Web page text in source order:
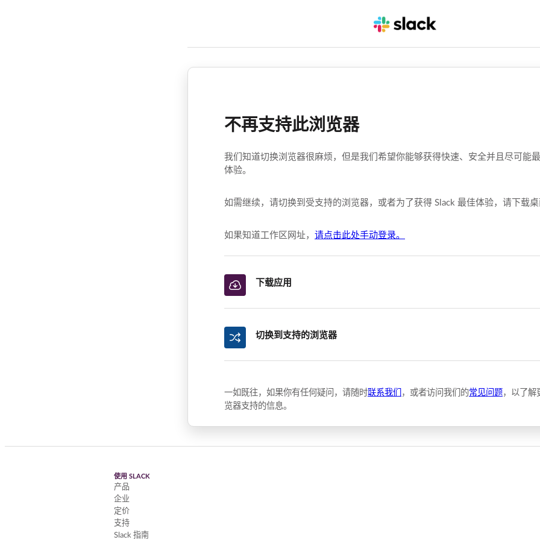
不再支持此浏览器
我们知道切换浏览器很麻烦，但是我们希望你能够获得快速、安全并且尽可能
体验。
如需继续，请切换到受支持的浏览器，或者为了获得 Slack 最佳体验，请下载桌
如果知道工作区网址， 请点击此处手动登录。
下载应用
切换到支持的浏览器
一如既往，如果你有任何疑问，请随时联系我们 ，或者访问我们的常见问题 ，以了解
览器支持的信息。
使用 SLACK
产品
企业
定价
支持
Slack 指南